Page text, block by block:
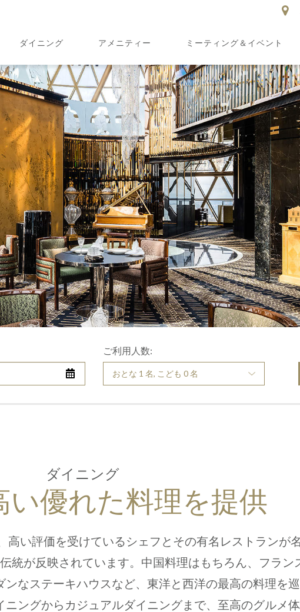
ダイニング アメニティー ミーティング＆イベント
ご利用人数:
おとな 1 名, こども 0 名
ダイニング
い優れた料理を提供
高い評価を受けているシェフとその有名レストランが
統が反映されています。中国料理はもちろん、フラン
なステーキハウスなど、東洋と西洋の最高の料理を
ングからカジュアルダイニングまで、至高のグルメ